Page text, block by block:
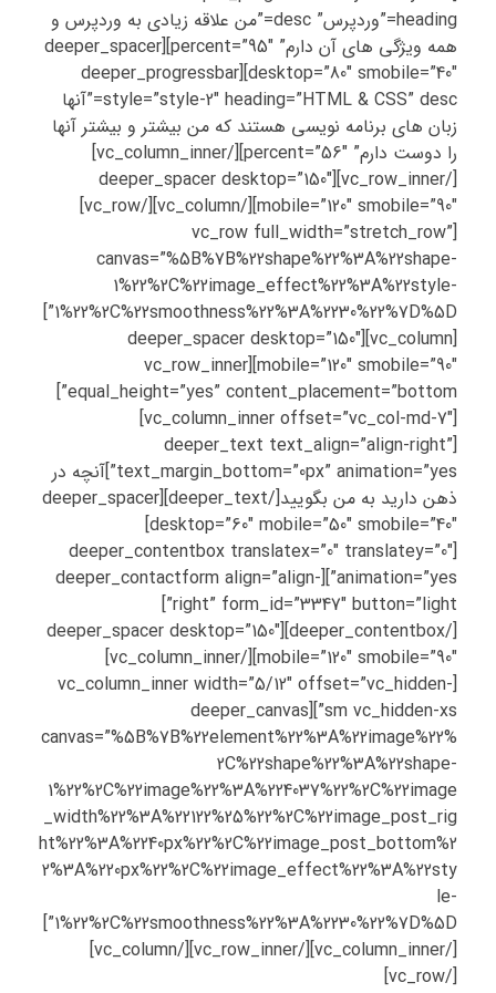
heading=”وردپرس” desc=”من علاقه زیادی به وردپرس و
همه ویژگی های آن دارم” percent=”95″][deeper_spacer
desktop=”80″ smobile=”40″][deeper_progressbar
style=”style-2″ heading=”HTML & CSS” desc=”آنها
زبان های برنامه نویسی هستند که من بیشتر و بیشتر آنها
را دوست دارم” percent=”56″][/vc_column_inner]
[/vc_row_inner][deeper_spacer desktop=”150″
mobile=”120″ smobile=”90″][/vc_column][/vc_row]
[vc_row full_width=”stretch_row”
canvas=”%5B%7B%22shape%22%3A%22shape-
1%22%2C%22image_effect%22%3A%22style-
1%22%2C%22smoothness%22%3A%2230%22%7D%5D”]
[vc_column][deeper_spacer desktop=”150″
mobile=”120″ smobile=”90″][vc_row_inner
equal_height=”yes” content_placement=”bottom”]
[vc_column_inner offset=”vc_col-md-7″]
[deeper_text text_align=”align-right”
text_margin_bottom=”0px” animation=”yes”]آنچه در
ذهن دارید به من بگویید[/deeper_text][deeper_spacer
desktop=”60″ mobile=”50″ smobile=”40″]
[deeper_contentbox translatex=”0″ translatey=”0″
animation=”yes”][deeper_contactform align=”align-
right” form_id=”3347″ button=”light”]
[/deeper_contentbox][deeper_spacer desktop=”150″
mobile=”120″ smobile=”90″][/vc_column_inner]
[vc_column_inner width=”5/12″ offset=”vc_hidden-
sm vc_hidden-xs”][deeper_canvas
canvas=”%5B%7B%22element%22%3A%22image%22%
2C%22shape%22%3A%22shape-
1%22%2C%22image%22%3A%224037%22%2C%22image
_width%22%3A%22122%25%22%2C%22image_post_rig
ht%22%3A%2240px%22%2C%22image_post_bottom%2
2%3A%220px%22%2C%22image_effect%22%3A%22sty
le-
1%22%2C%22smoothness%22%3A%2230%22%7D%5D”]
[/vc_column_inner][/vc_row_inner][/vc_column]
[/vc_row]